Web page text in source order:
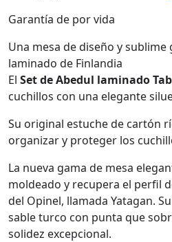
Garantía de por vida
Una mesa de diseño y sublime
laminado de Finlandia
El Set de Abedul laminado
cuchillos con una elegante
Su original estuche de cartón
organizar y proteger los
La nueva gama de mesa
moldeado y recupera el perfil
del Opinel, llamada Yatagan.
sable turco con punta que
solidez excepcional.